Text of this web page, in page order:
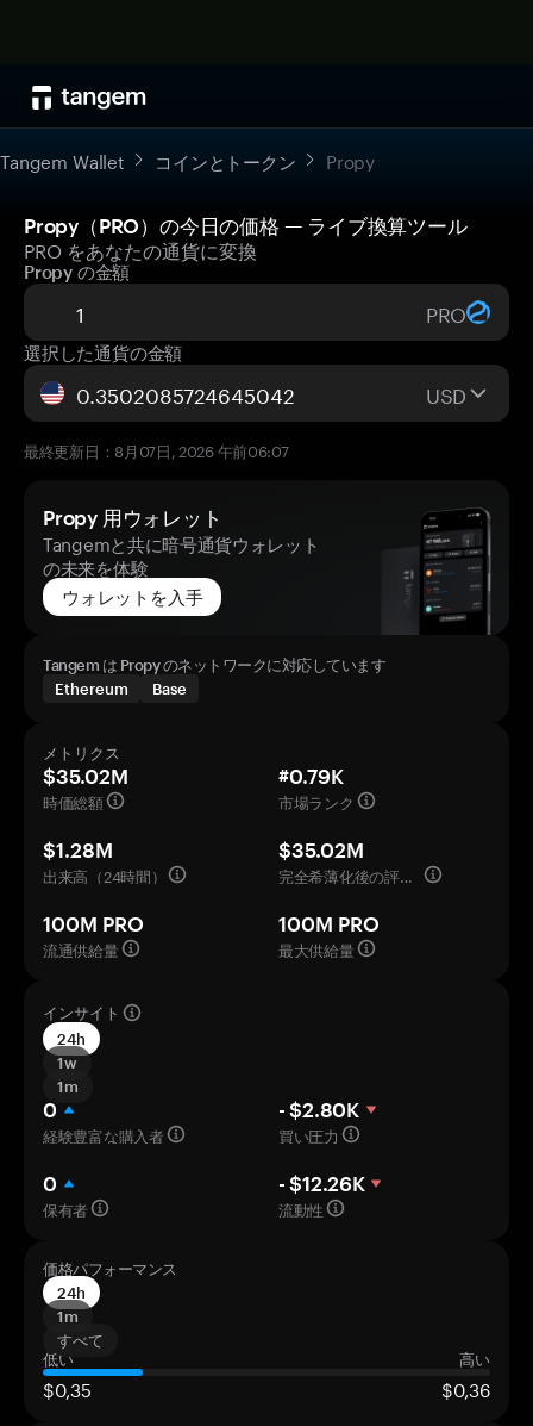
Tangem Wallet コインとトークン Propy
Propy（PRO）の今日の価格 — ライブ換算ツール
PRO をあなたの通貨に変換
Propy の金額
PRO
選択した通貨の金額
USD
最終更新日：8月07日, 2026 午前06:07
Propy 用ウォレット
Tangemと共に暗号通貨ウォレット
の未来を体験
ウォレットを入手
Tangem は Propy のネットワークに対応しています
Ethereum
Base
メトリクス
$35.02M
時価総額
#0.79K
市場ランク
$1.28M
出来高（24時間）
$35.02M
完全希薄化後の評価額
100M PRO
流通供給量
100M PRO
最大供給量
インサイト
24h
1w
1m
0
経験豊富な購入者
- $2.80K
買い圧力
0
保有者
- $12.26K
流動性
価格パフォーマンス
24h
1m
すべて
低い
高い
$0,35 $0,36